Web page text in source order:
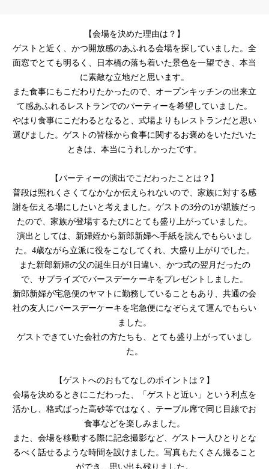
【会場を決めた理由は？】
ゲストと近く、かつ開放感のあふれる会場を探していました。全
面窓でとても明るく、日本橋の落ち着いた景色を一望でき、本当
に素敵な立地だと思います。
また食事にもこだわりたかったので、オープンキッチンの出来立
て感あふれるレストランでのパーティーを希望していました。
やはり食事にこだわるとなると、式場よりもレストランだと思い
選びました。ゲストの皆様から食事に関するお褒めをいただいた
ときは、本当にうれしかったです。
【パーティーの演出でこだわったことは？】
普段は照れくさくてなかなか伝えられないので、家族に対する感
謝を伝える場にしたいと考えました。ゲストの3分の1が親族だっ
たので、家族が登場するたびにとても盛り上がっていました。
演出としては、新婦姪から新郎新婦へ手紙を読んでもらいまし
た。4歳ながら立派に役をこなしてくれ、大盛り上がりでした。
また新郎新婦の父の誕生日が1日違い、かつ式の翌月だったの
で、サプライズでバースデーケーキをプレゼントしました。
新郎新婦が宅急便のヤマトに勤務していることもあり、共通の会
社の友人にバースデーケーキを宅急便になぞらえて運んでもらい
ました。
ゲストできていた会社の方たちも、とても盛り上がっていまし
た。
【ゲストへのおもてなしのポイントは？】
会場を決めるときにこだわった、「ゲストと近い」という利点を
活かし、格式ばった高砂等ではなく、テーブル席で同じ目線でお
食事などを楽しみました。
また、会場を移動する際に記念撮影など、ゲスト一人ひとりとな
るべく話せるような時間を設けました。写真もたくさん撮ること
ができ、思い出も残りました。